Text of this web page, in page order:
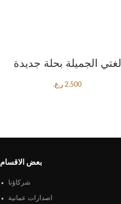
لغتي الجميلة بحلة جديدة
2.500 ر.ع.
بعض الاقسام
شركاؤنا
اصدارات عمانية